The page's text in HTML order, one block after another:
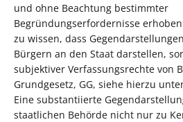
und ohne Beachtung bestimmter
Begründungserfordernisse
zu wissen, dass
Bürgern an den Staat darstellen,
subjektiver Verfassungsrechte von
Grundgesetz, GG, siehe hierzu
Eine substantiierte
staatlichen Behörde nicht nur zu